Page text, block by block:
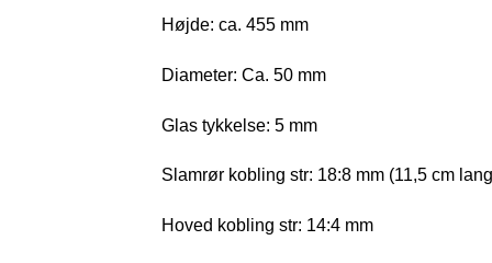
Højde: ca. 455 mm
Diameter: Ca. 50 mm
Glas tykkelse: 5 mm
Slamrør kobling str: 18:8 mm (11,5 cm
Hoved kobling str: 14:4 mm